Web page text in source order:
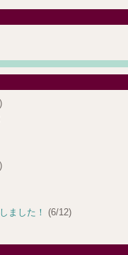
ました！
(6/12)